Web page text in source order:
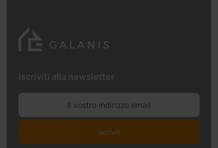
Iscriviti alla newsletter
Il vostro indirizzo email
Iscriviti